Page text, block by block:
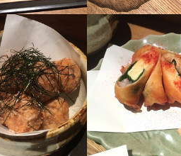
時給： 1,200円〜
時給： 1,200円〜
応募ください。一度、カジュアルに